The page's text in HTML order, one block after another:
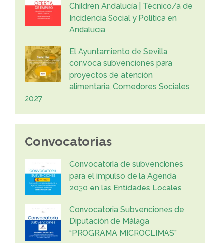
Children Andalucía | Técnico/a de
Incidencia Social y Política en
Andalucía
El Ayuntamiento de Sevilla
convoca subvenciones para
proyectos de atención
alimentaria, Comedores Sociales
2027
Convocatorias
Convocatoria de subvenciones
para el impulso de la Agenda
2030 en las Entidades Locales
Convocatoria Subvenciones de
Diputación de Málaga
“PROGRAMA MICROCLIMAS”